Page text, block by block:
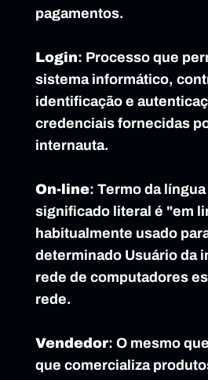
pagamentos.
Login: Processo que
sistema informático,
identificação e
credenciais fornecidas
internauta.
On-line: Termo da
significado literal é "em
habitualmente usado
determinado Usuário da
rede de computadores
rede.
Vendedor: O mesmo
que comercializa